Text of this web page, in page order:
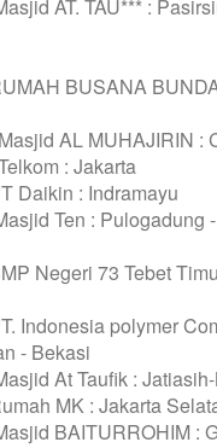
AT. TAU*** :
BUSANA
Masjid AL MUHAJIRIN :
Telkom : Jakarta
Daikin : Indramayu
Ten : Pulogadung
Negeri 73 Tebet
Indonesia polymer
- Bekasi
At Taufik :
MK : Jakarta
BAITURROHIM :